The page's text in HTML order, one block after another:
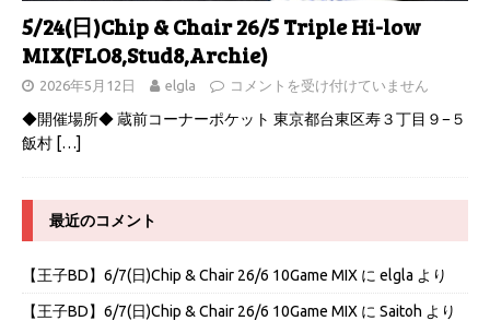
5/24(日)Chip & Chair 26/5 Triple Hi-low
MIX(FLO8,Stud8,Archie)
2026年5月12日 elgla コメントを受け付けていません
◆開催場所◆ 蔵前コーナーポケット 東京都台東区寿３丁目９−５
飯村 […]
最近のコメント
【王子BD】6/7(日)Chip & Chair 26/6 10Game MIX に elgla より
【王子BD】6/7(日)Chip & Chair 26/6 10Game MIX に Saitoh より